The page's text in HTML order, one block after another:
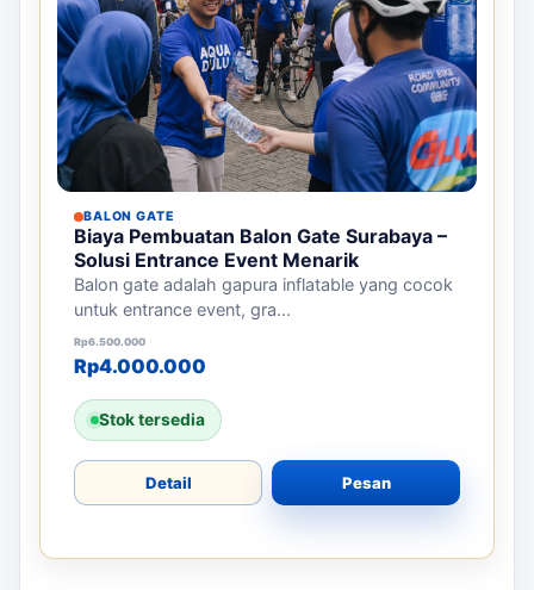
BALON GATE
Biaya Pembuatan Balon Gate Surabaya –
Solusi Entrance Event Menarik
Balon gate adalah gapura inflatable yang cocok
untuk entrance event, gra...
Rp6.500.000
Harga aslinya adalah: Rp6.500.000.
Rp4.000.000
Harga saat ini adalah: Rp4.000.000.
Stok tersedia
Detail Pesan